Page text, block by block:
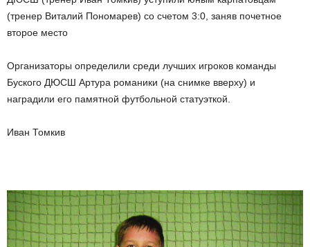
(тренер Виталий Пономарев) со счетом 3:0 заняв почетное
второе место
Организаторы определили среди лучших игроков команды
Буского ДЮСШ Артура романики (на снимке вверху) и
наградили его памятной футбольной статуэткой.
Иван Томкив